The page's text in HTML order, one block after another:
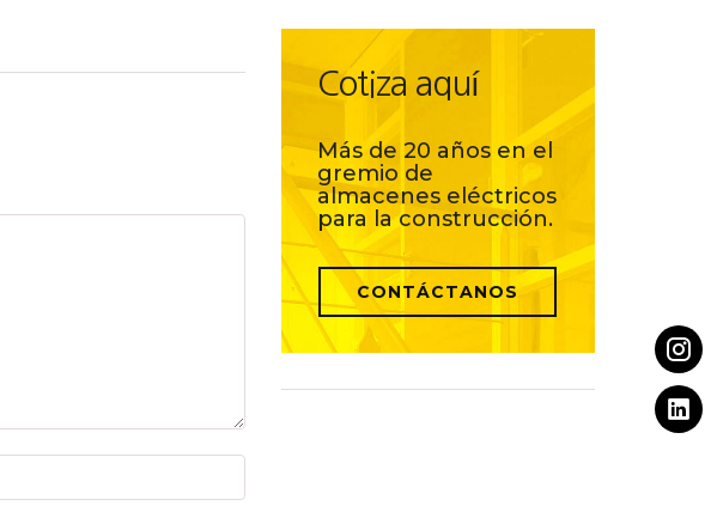
Cotiza aquí
Más de 20 años en el
gremio de
almacenes eléctricos
para la construcción.
CONTÁCTANOS